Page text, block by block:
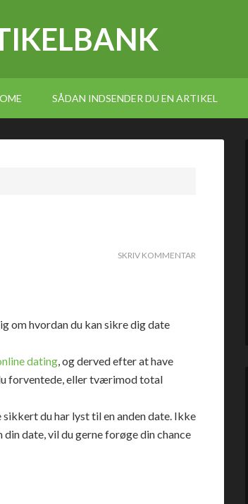
SÅDAN INDSENDER DU EN ARTIKEL
SKRIV KOMMENTAR
om hvordan du kan sikre dig date
dating, og derved efter at have
forventede, eller tværimod total
du har lyst til en anden date. Ikke
date, vil du gerne forøge din chance